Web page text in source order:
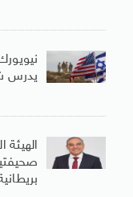
يدرس
الهيئة